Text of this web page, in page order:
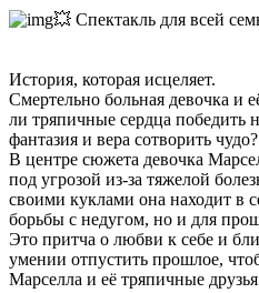
💥 Спектакль для всей
История, которая исцеляет.
Смертельно больная девочка и
ли тряпичные сердца победить
фантазия и вера сотворить чудо?
В центре сюжета девочка
под угрозой из-за тяжелой
своими куклами она находит в
борьбы с недугом, но и для
Это притча о любви к себе и
умении отпустить прошлое,
Марселла и её тряпичные